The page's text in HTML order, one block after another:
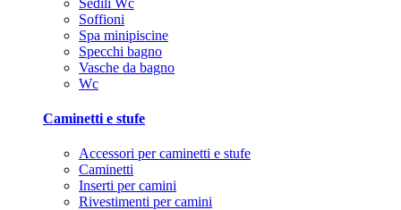
Soffioni
Spa minipiscine
Specchi bagno
Vasche da bagno
Wc
Caminetti e stufe
Accessori per caminetti e stufe
Caminetti
Inserti per camini
Rivestimenti per camini